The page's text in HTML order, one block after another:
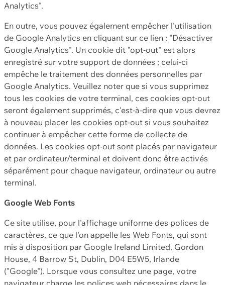
Analytics".
En outre, vous pouvez également empêcher l'utilisation
de Google Analytics en cliquant sur ce lien : "Désactiver
Google Analytics". Un cookie dit "opt-out" est alors
enregistré sur votre support de données ; celui-ci
empêche le traitement des données personnelles par
Google Analytics. Veuillez noter que si vous supprimez
tous les cookies de votre terminal, ces cookies opt-out
seront également supprimés, c'est-à-dire que vous devrez
à nouveau placer les cookies opt-out si vous souhaitez
continuer à empêcher cette forme de collecte de
données. Les cookies opt-out sont placés par navigateur
et par ordinateur/terminal et doivent donc être activés
séparément pour chaque navigateur, ordinateur ou autre
terminal.
Google Web Fonts
Ce site utilise, pour l'affichage uniforme des polices de
caractères, ce que l'on appelle les Web Fonts, qui sont
mis à disposition par Google Ireland Limited, Gordon
House, 4 Barrow St, Dublin, D04 E5W5, Irlande
("Google"). Lorsque vous consultez une page, votre